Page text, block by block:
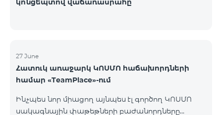
կոնցեպտով վաճառասրահը
27 June
Հատուկ առաջարկ ԿՈՍՄՈ հաճախորդների
համար «TeamPlace»-ում
Ինչպես նոր միացող այնպես էլ գործող ԿՈՍՄՈ
սակագնային փաթեթների բաժանորդները